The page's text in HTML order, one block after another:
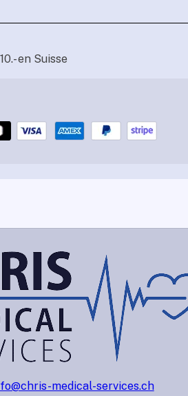
en Suisse
medical-services.ch